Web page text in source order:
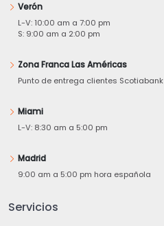
Verón
L-V: 10:00 am a 7:00 pm
S: 9:00 am a 2:00 pm
Zona Franca Las Américas
Punto de entrega clientes Scotiabank
Miami
L-V: 8:30 am a 5:00 pm
Madrid
9:00 am a 5:00 pm hora española
Servicios